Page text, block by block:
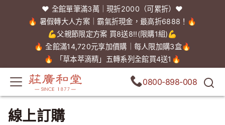
❤️ 全館單筆滿3萬｜現折2000（可累折）❤️
🔥 暑假轉大人方案｜霸氣折現金，最高折6888！🔥
💪父親節限定方案 買8送8!!(限購1組)💪
🔥 全館滿14,720元享加價購｜每人限加購3盒🔥
🔥 「草本萃滴精」五轉系列全館買4送1🔥
0800-898-008
線上訂購